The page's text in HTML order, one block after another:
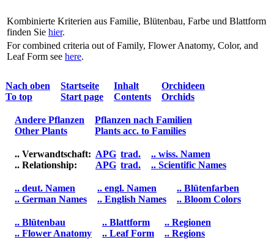
Kombinierte Kriterien aus Familie, Blütenbau, Farbe und Blattform
finden Sie hier.
For combined criteria out of Family, Flower Anatomy, Color, and
Leaf Form see here.
Nach oben
To top
Startseite
Start page
Inhalt
Contents
Orchideen
Orchids
Andere Pflanzen
Other Plants
Pflanzen nach Familien
Plants acc. to Families
.. Verwandtschaft:
.. Relationship:
APG
APG
trad.
trad.
.. wiss. Namen
.. Scientific Names
.. deut. Namen
.. German Names
.. engl. Namen
.. English Names
.. Blütenfarben
.. Bloom Colors
.. Blütenbau
.. Flower Anatomy
.. Blattform
.. Leaf Form
.. Regionen
.. Regions